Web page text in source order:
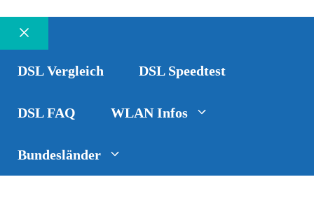
Schließen
DSL Vergleich DSL Speedtest
DSL FAQ WLAN Infos
Bundesländer